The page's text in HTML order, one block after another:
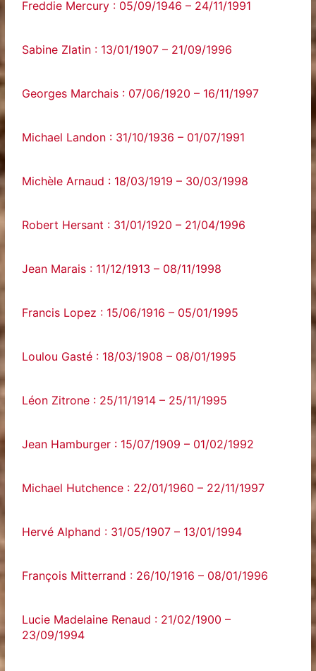
Freddie Mercury : 05/09/1946 – 24/11/1991
Sabine Zlatin : 13/01/1907 – 21/09/1996
Georges Marchais : 07/06/1920 – 16/11/1997
Michael Landon : 31/10/1936 – 01/07/1991
Michèle Arnaud : 18/03/1919 – 30/03/1998
Robert Hersant : 31/01/1920 – 21/04/1996
Jean Marais : 11/12/1913 – 08/11/1998
Francis Lopez : 15/06/1916 – 05/01/1995
Loulou Gasté : 18/03/1908 – 08/01/1995
Léon Zitrone : 25/11/1914 – 25/11/1995
Jean Hamburger : 15/07/1909 – 01/02/1992
Michael Hutchence : 22/01/1960 – 22/11/1997
Hervé Alphand : 31/05/1907 – 13/01/1994
François Mitterrand : 26/10/1916 – 08/01/1996
Lucie Madelaine Renaud : 21/02/1900 –
23/09/1994